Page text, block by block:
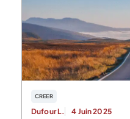
CREER
Dufour L. 4 Juin 2025